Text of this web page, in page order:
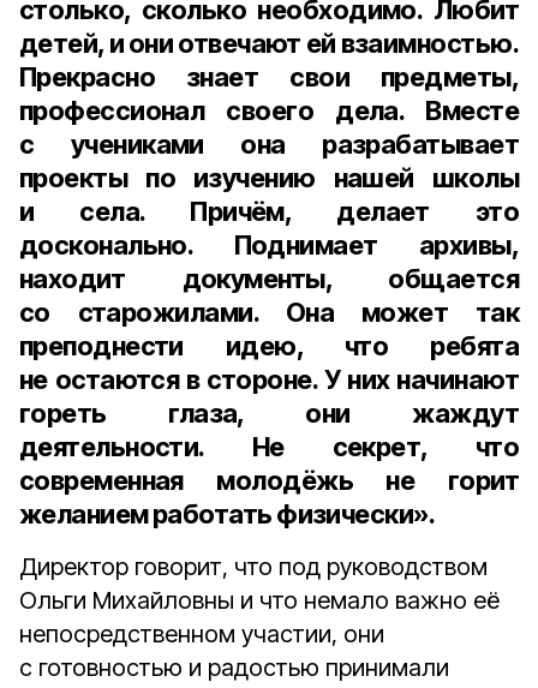
столько, сколько необходимо. Любит
детей, и они отвечают ей взаимностью.
Прекрасно знает свои предметы,
профессионал своего дела. Вместе
с учениками она разрабатывает
проекты по изучению нашей школы
и села. Причём, делает это
досконально. Поднимает архивы,
находит документы, общается
со старожилами. Она может так
преподнести идею, что ребята
не остаются в стороне. У них начинают
гореть глаза, они жаждут
деятельности. Не секрет, что
современная молодёжь не горит
желанием работать физически».
Директор говорит, что под руководством
Ольги Михайловны и что немало важно её
непосредственном участии, они
с готовностью и радостью принимали